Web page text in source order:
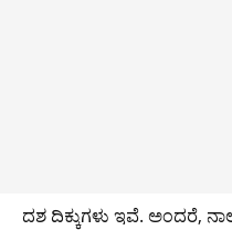
ದಶ ದಿಕ್ಕುಗಳು ಇವೆ. ಅಂದರೆ,